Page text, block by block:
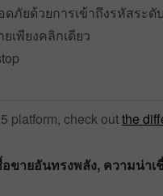
ภัยด้วยการเข้าถึงรหัสระดั
เพียงคลิกเดียว
platform, check outthe
ขายอันทรงพลัง, ความน่าเ